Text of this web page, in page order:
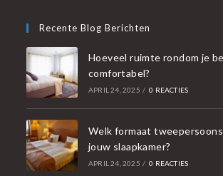
Recente Blog Berichten
Hoeveel ruimte rondom je
comfortabel?
APRIL 24, 2025 / 0 REACTIES
Welk formaat
jouw slaapkamer?
APRIL 24, 2025 / 0 REACTIES